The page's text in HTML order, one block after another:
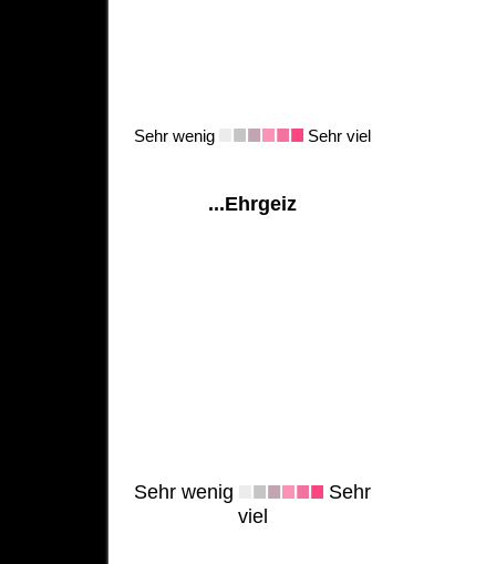
Sehr wenig Sehr viel
...Ehrgeiz
Sehr wenig
Sehr
viel